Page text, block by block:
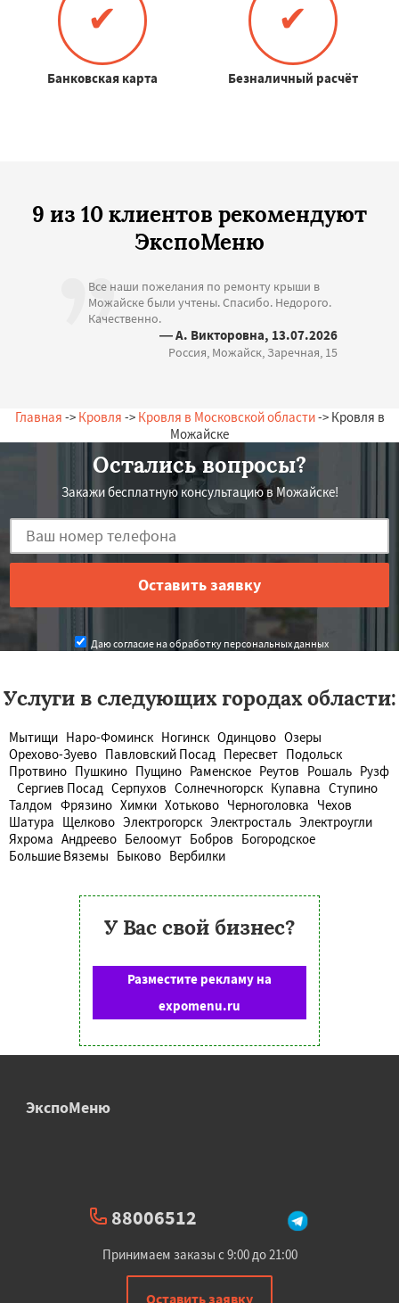
✔
Банковская карта
✔
Безналичный расчёт
9 из 10 клиентов рекомендуют
ЭкспоМеню
Все наши пожелания по ремонту крыши в
Можайске были учтены. Спасибо. Недорого.
Качественно.
— А. Викторовна, 13.07.2026
Россия, Можайск, Заречная, 15
Главная -> Кровля -> Кровля в Московской области-> Кровля в
Можайске
Остались вопросы?
Закажи бесплатную консультацию в Можайске!
Даю согласие на обработку персональных данных
Услуги в следующих городах области:
Мытищи Наро-Фоминск Ногинск Одинцово Озеры
Орехово-Зуево Павловский Посад Пересвет Подольск
Протвино Пушкино Пущино Раменское Реутов Рошаль Рузф
Сергиев Посад Серпухов Солнечногорск Купавна Ступино
Талдом Фрязино Химки Хотьково Черноголовка Чехов
Шатура Щелково Электрогорск Электросталь Электроугли
Яхрома Андреево Белоомут Бобров Богородское
Большие Вяземы Быково Вербилки
У Вас свой бизнес?
Разместите рекламу на
expomenu.ru
ЭкспоМеню
88006512
Принимаем заказы с 9:00 до 21:00
Оставить заявку